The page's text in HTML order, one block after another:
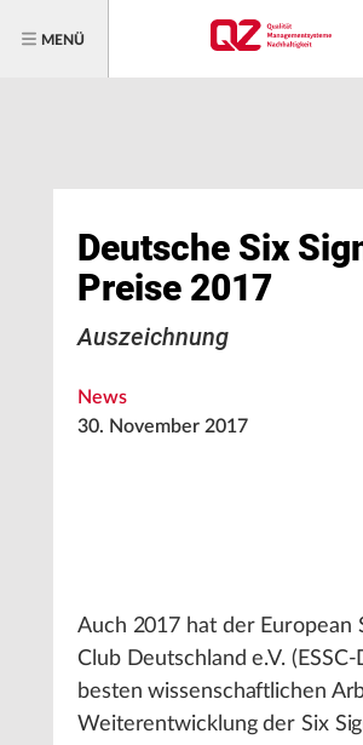
MENÜ
Deutsche Six
Preise 2017
Auszeichnung
News
30. November 2017
Auch 2017 hat der European
Club Deutschland e.V. (ESSC-
besten wissenschaftlichen
Weiterentwicklung der Six